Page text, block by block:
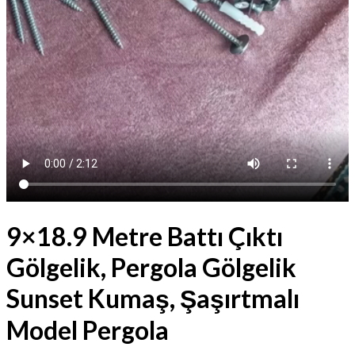
9×18.9 Metre Battı Çıktı
Gölgelik, Pergola Gölgelik
Sunset Kumaş, Şaşırtmalı
Model Pergola